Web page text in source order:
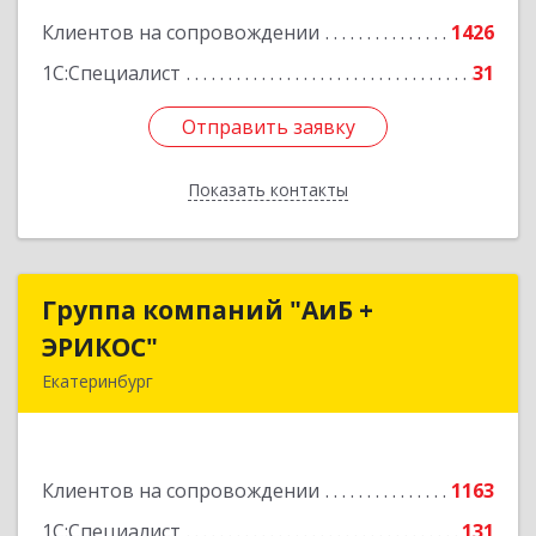
Клиентов на сопровождении
1426
1С:Специалист
31
Отправить заявку
Показать контакты
Отправить заявку
Назад
Группа компаний "АиБ +
ЭРИКОС"
Екатеринбург
Клиентов на сопровождении
1163
Группа компаний "АиБ +
Подробнее